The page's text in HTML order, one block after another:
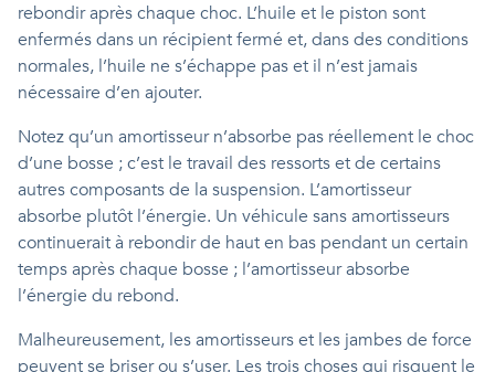
rebondir après chaque choc. L’huile et le piston sont
enfermés dans un récipient fermé et, dans des conditions
normales, l’huile ne s’échappe pas et il n’est jamais
nécessaire d’en ajouter.
Notez qu’un amortisseur n’absorbe pas réellement le choc
d’une bosse ; c’est le travail des ressorts et de certains
autres composants de la suspension. L’amortisseur
absorbe plutôt l’énergie. Un véhicule sans amortisseurs
continuerait à rebondir de haut en bas pendant un certain
temps après chaque bosse ; l’amortisseur absorbe
l’énergie du rebond.
Malheureusement, les amortisseurs et les jambes de force
peuvent se briser ou s’user. Les trois choses qui risquent le